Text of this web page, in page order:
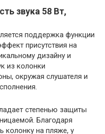
звука 58 Вт,
поддержка функции
присутствия на
дизайну и
из колонки
окружая слушателя и
степенью защиты
Благодаря
колонку на пляже, у